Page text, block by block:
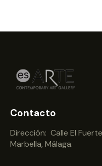
Contacto
Dirección: Calle El
Marbella, Málaga.